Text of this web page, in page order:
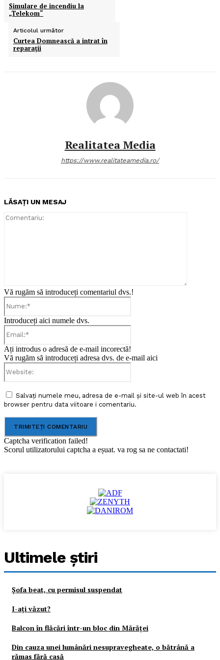
Simulare de incendiu la
„Telekom“
Articolul următor
Curtea Domnească a intrat în
reparaţii
Realitatea Media
https://www.realitateamedia.ro/
LĂSAȚI UN MESAJ
Vă rugăm să introduceți comentariul dvs.!
Introduceți aici numele dvs.
Ați introdus o adresă de e-mail incorectă!
Vă rugăm să introduceți adresa dvs. de e-mail aici
Salvați numele meu, adresa de e-mail și site-ul web în acest
browser pentru data viitoare i comentariu.
Captcha verification failed!
Scorul utilizatorului captcha a eșuat. va rog sa ne contactati!
Ultimele ştiri
Şofa beat, cu permisul suspendat
I-aţi văzut?
Balcon în flăcări într-un bloc din Mărăţei
Din cauza unei lumânări nesupravegheate, o bătrână a
rămas fără casă